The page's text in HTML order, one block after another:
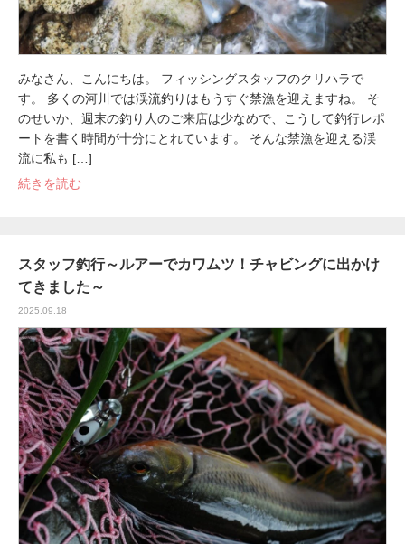
みなさん、こんにちは。 フィッシングスタッフのクリハラで
す。 多くの河川では渓流釣りはもうすぐ禁漁を迎えますね。 そ
のせいか、週末の釣り人のご来店は少なめで、こうして釣行レポ
ートを書く時間が十分にとれています。 そんな禁漁を迎える渓
流に私も […]
続きを読む
スタッフ釣行～ルアーでカワムツ！チャビングに出かけ
てきました～
2025.09.18